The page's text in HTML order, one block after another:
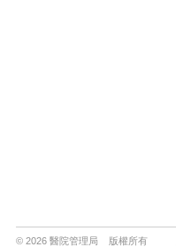
© 2026 醫院管理局 版權所有